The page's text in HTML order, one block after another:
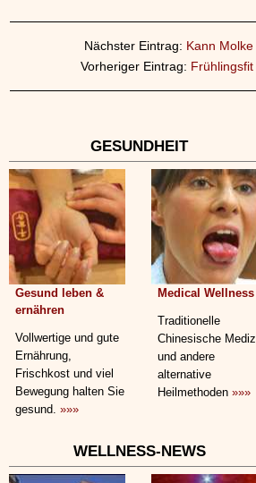
Nächster Eintrag: Kann
Vorheriger Eintrag:
GESUNDHEIT
Gesund leben &
ernähren
Vollwertige und gute
Ernährung,
Frischkost und viel
Bewegung halten Sie
gesund. »»»
Medical Wellness
Traditionelle
Chinesische
und andere
alternative
Heilmethoden »»»
WELLNESS-NEWS